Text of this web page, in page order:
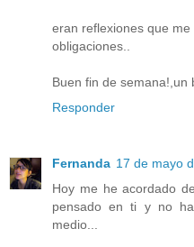
eran reflexiones que
obligaciones..
Buen fin de semana!,un
Responder
Fernanda 17 de mayo
Hoy me he acordado
pensado en ti y no
medio...